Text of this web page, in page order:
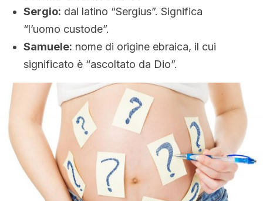
Sergio: dal latino “Sergius”. Significa
“l’uomo custode”.
Samuele: nome di origine ebraica, il cui
significato è “ascoltato da Dio”.